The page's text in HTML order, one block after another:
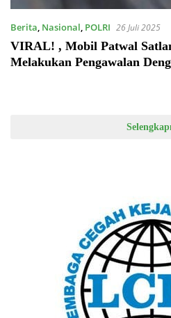
Berita, Nasional, POLRI 26 Juli 2025
VIRAL! , Mobil Patwal
Melakukan Pengawalan